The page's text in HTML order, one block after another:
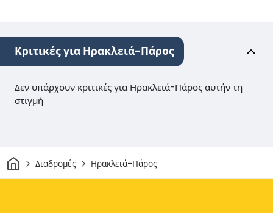
Κριτικές για Ηρακλειά-Πάρος
Δεν υπάρχουν κριτικές για Ηρακλειά-Πάρος αυτήν τη
στιγμή
ΣπίτιΔιαδρομές Ηρακλειά-Πάρος